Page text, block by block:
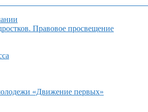
Правовое просвещение
«Движение первых»